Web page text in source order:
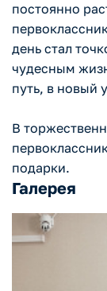
постоянно
день стал
чудесным
путь, в новый
В
подарки.
Галерея